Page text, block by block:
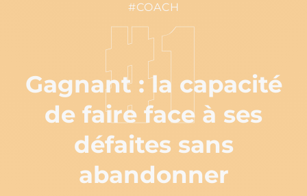
#COACH
#1
Gagnant : la capacité
de faire face à ses
défaites sans
abandonner